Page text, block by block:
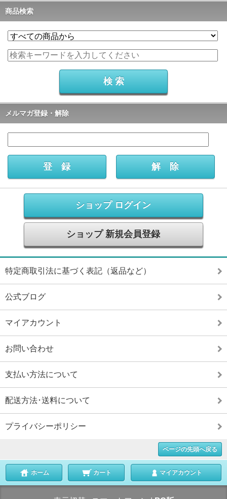
商品検索
メルマガ登録・解除
ショップ ログイン
ショップ 新規会員登録
特定商取引法に基づく表記（返品など）
公式ブログ
マイアカウント
お問い合わせ
支払い方法について
配送方法･送料について
プライバシーポリシー
ページの先頭へ戻る
ホーム カート マイアカウント